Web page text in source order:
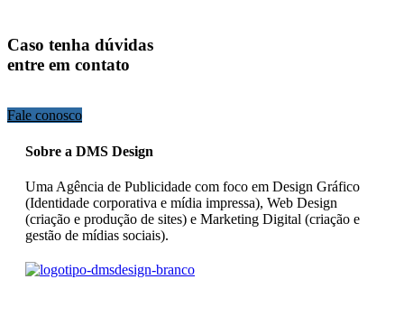
Caso tenha dúvidas
entre em contato
Fale conosco
Sobre a DMS Design
Uma Agência de Publicidade com foco em Design Gráfico
(Identidade corporativa e mídia impressa), Web Design
(criação e produção de sites) e Marketing Digital (criação e
gestão de mídias sociais).